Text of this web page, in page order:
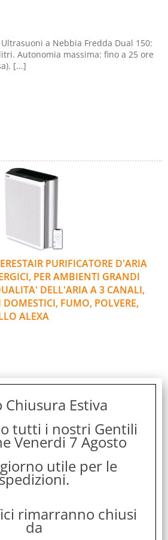
a Nebbia Fredda Dual 150:
Autonomia massima: fino a 25 ore
[...]
PURIFICATORE D'ARIA
PER AMBIENTI GRANDI
DELL'ARIA A 3 CANALI,
FUMO, POLVERE,
ALEXA
2 ricambi aria ora su 130 mq., filtro
Chiusura Estiva
tutti i nostri Gentili
Venerdi 7 Agosto
utile per le
spedizioni.
rimarranno chiusi
da